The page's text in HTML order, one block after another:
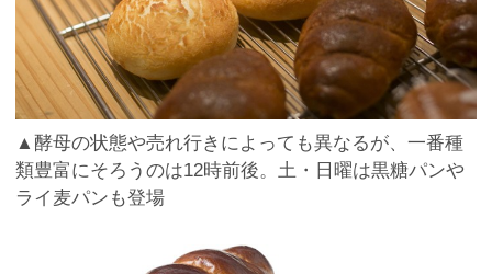
▲酵母の状態や売れ行きによっても異なるが、一番種
類豊富にそろうのは12時前後。土・日曜は黒糖パンや
ライ麦パンも登場